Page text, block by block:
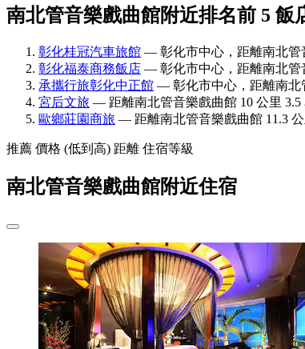
南北管音樂戲曲館附近排名前 5 飯
彰化桂冠汽車旅館 — 彰化市中心，距離南北管
彰化福泰商務飯店 — 彰化市中心，距離南北管
承攜行旅彰化中正館 — 彰化市中心，距離南北
宮后文旅 — 距離南北管音樂戲曲館 10 公里 3.5
歐鄉莊園商旅 — 距離南北管音樂戲曲館 11.3
推薦 價格 (低到高) 距離 住宿等級
南北管音樂戲曲館附近住宿